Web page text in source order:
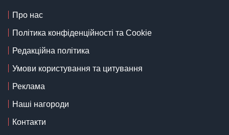
Про нас
Політика конфіденційності та Cookie
Редакційна політика
Умови користування та цитування
Реклама
Наші нагороди
Контакти